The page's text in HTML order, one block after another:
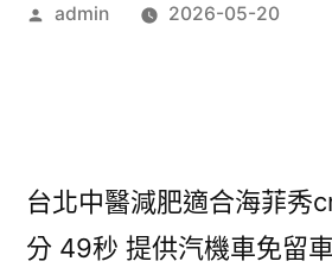
作
admin 2026-05-20
台北中醫減肥適合海菲秀
分 49秒 提供汽機車免留